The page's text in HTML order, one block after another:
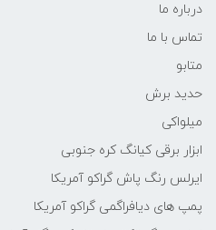
درباره ما
تماس با ما
متابو
حدید برش
میلواکی
ابزار برقی کیانگ کره جنوبی
ایرلس رنگ پاش گراکو آمریکا
پمپ های دیافراگمی گراکو آمریکا